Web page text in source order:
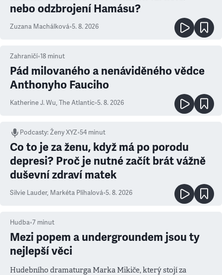
nebo odzbrojení Hamásu?
Zuzana Machálková•5. 8. 2026
Zahraničí•18 minut
Pád milovaného a nenáviděného vědce
Anthonyho Fauciho
Katherine J. Wu, The Atlantic•5. 8. 2026
Podcasty:Ženy XYZ•54 minut
Co to je za ženu, když má po porodu
depresi? Proč je nutné začít brát vážně
duševní zdraví matek
Silvie Lauder, Markéta Plíhalová•5. 8. 2026
Hudba•7 minut
Mezi popem a undergroundem jsou ty
nejlepší věci
Hudebního dramaturga Marka Mikiče, který stojí za